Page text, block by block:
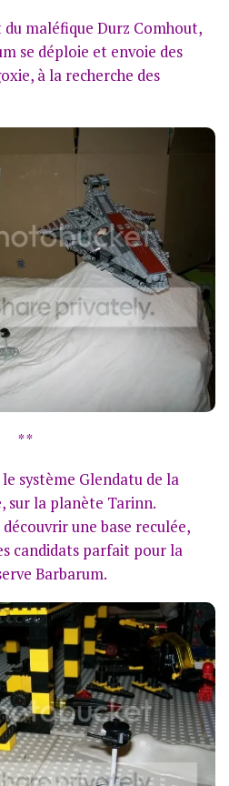
maléfique Durz Comhout,
se déploie et envoie des
à la recherche des
* *
le système Glendatu de la
sur la planète Tarinn.
une base reculée,
candidats parfait pour la
Barbarum.